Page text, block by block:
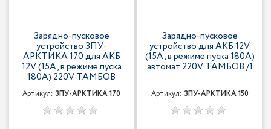
Зарядно-пусковое
устройство ЗПУ-
АРКТИКА 170 для АКБ
12V (15A, в режиме пуска
180А) 220V ТАМБОВ
Артикул: ЗПУ-АРКТИКА 170
Зарядно-пусковое
устройство для АКБ 12V
(15A, в режиме пуска 180А)
автомат 220V ТАМБОВ /1
Артикул: ЗПУ-АРКТИКА 150